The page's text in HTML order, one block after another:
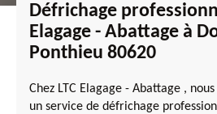
Défrichage
Elagage - Abattage à
Ponthieu 80620
Chez LTC Elagage - Abattage ,
un service de défrichage